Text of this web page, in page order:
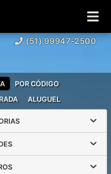
(51) 99947-2500
ALUGUEL
POR CÓDIGO